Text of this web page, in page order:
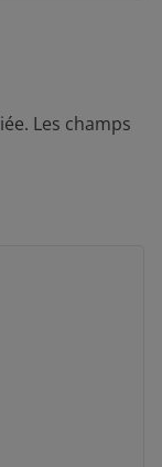
Les champs